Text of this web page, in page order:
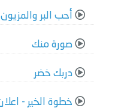
أحب البر والمزيون
صورة منك
دربك خضر